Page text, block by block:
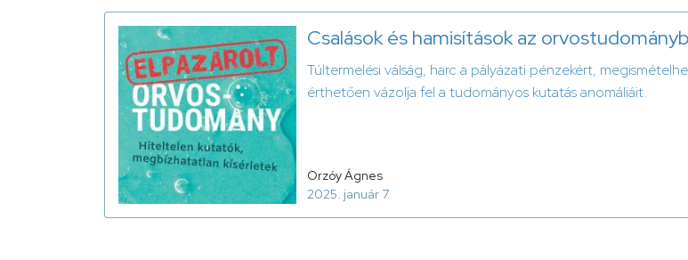
Csalások és hamisítások az
Túltermelési válság, harc a pályázati pénzekért,
érthetően vázolja fel a tudományos kutatás anomáliáit.
Orzóy Ágnes
2025. január 7.